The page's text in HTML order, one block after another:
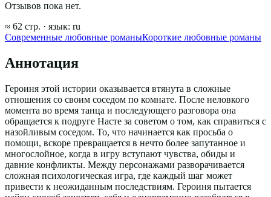
Отзывов пока нет.
≈ 62 стр. · язык: ru
Современные любовные романыКороткие любовные романы
Аннотация
Героиня этой истории оказывается втянута в сложные
отношения со своим соседом по комнате. После неловкого
момента во время танца и последующего разговора она
обращается к подруге Насте за советом о том, как справиться с
назойливым соседом. То, что начинается как просьба о
помощи, вскоре превращается в нечто более запутанное и
многослойное, когда в игру вступают чувства, обиды и
давние конфликты. Между персонажами разворачивается
сложная психологическая игра, где каждый шаг может
привести к неожиданным последствиям. Героиня пытается